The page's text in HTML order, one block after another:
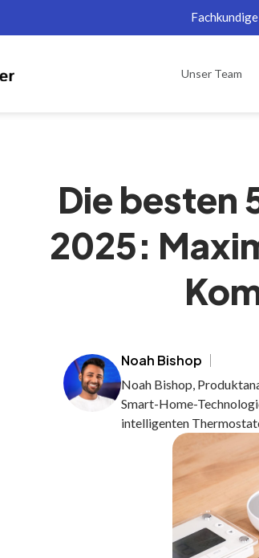
Unser Team
Die besten
2025:
Noah Bishop
Noah Bishop,
Smart-Home-
intelligenten